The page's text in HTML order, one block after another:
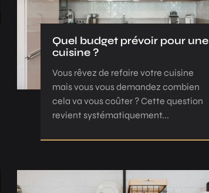
Quel budget prévoir pour une
cuisine ?
Vous rêvez de refaire votre cuisine
mais vous vous demandez combien
cela va vous coûter ? Cette question
revient systématiquement...